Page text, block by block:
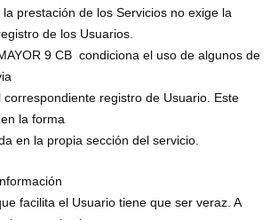
prestación de los Servicios no exige la
de los Usuarios.
9 CB condiciona el uso de algunos de
registro de Usuario. Este
la forma
en la propia sección del servicio.
facilita el Usuario tiene que ser veraz. A